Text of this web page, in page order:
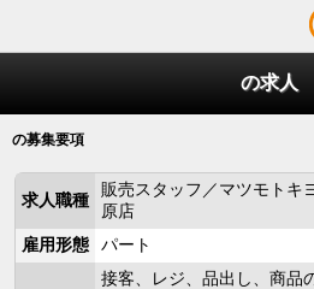
の求人
の募集要項
求人職種
販売スタッフ／マツモト
原店
雇用形態
パート
接客、レジ、品出し、商品